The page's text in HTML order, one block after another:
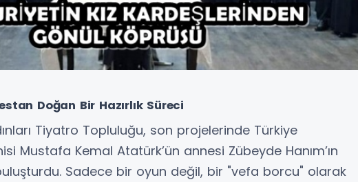
Doğan Bir Hazırlık Süreci
Tiyatro Topluluğu, son projelerinde Türkiye
Mustafa Kemal Atatürk’ün annesi Zübeyde Hanım’ın
Sadece bir oyun değil, bir "vefa borcu" olarak